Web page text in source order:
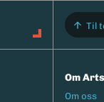
Til
Om
Om oss